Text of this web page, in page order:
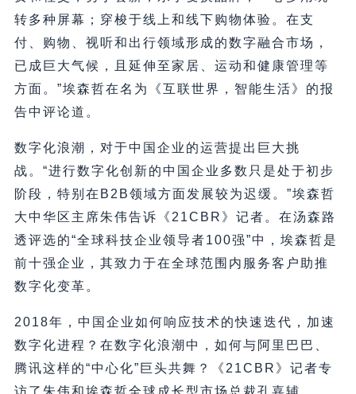
转多种屏幕；穿梭于线上和线下购物体验。在支
付、购物、视听和出行领域形成的数字融合市场，
已成巨大气候，且延伸至家居、运动和健康管理等
方面。”埃森哲在名为《互联世界，智能生活》的报
告中评论道。
数字化浪潮，对于中国企业的运营提出巨大挑
战。“进行数字化创新的中国企业多数只是处于初步
阶段，特别在B2B领域方面发展较为迟缓。”埃森哲
大中华区主席朱伟告诉《21CBR》记者。在汤森路
透评选的“全球科技企业领导者100强”中，埃森哲是
前十强企业，其致力于在全球范围内服务客户助推
数字化变革。
2018年，中国企业如何响应技术的快速迭代，加速
数字化进程？在数字化浪潮中，如何与阿里巴巴、
腾讯这样的“中心化”巨头共舞？《21CBR》记者专